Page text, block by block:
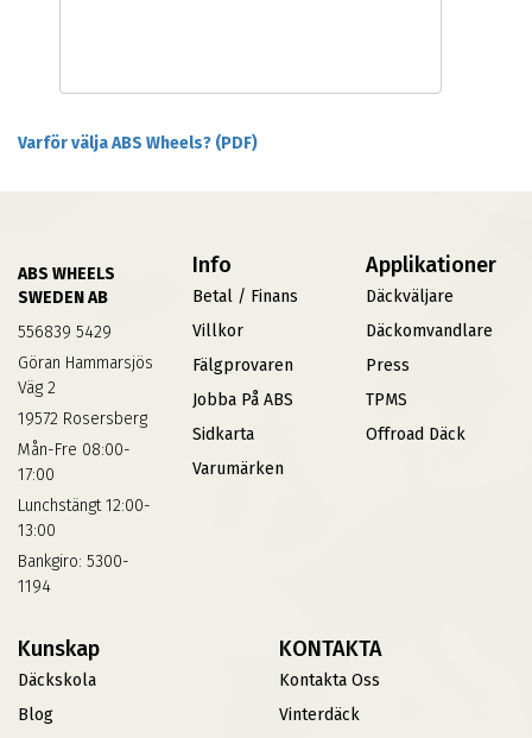
Varför välja ABS Wheels? (PDF)
ABS WHEELS
SWEDEN AB
556839 5429
Göran Hammarsjös
Väg 2
19572 Rosersberg
Mån-Fre 08:00-
17:00
Lunchstängt 12:00-
13:00
Bankgiro: 5300-
1194
Info
Betal / Finans
Villkor
Fälgprovaren
Jobba På ABS
Sidkarta
Varumärken
Applikationer
Däckväljare
Däckomvandlare
Press
TPMS
Offroad Däck
Kunskap
Däckskola
Blog
KONTAKTA
Kontakta Oss
Vinterdäck